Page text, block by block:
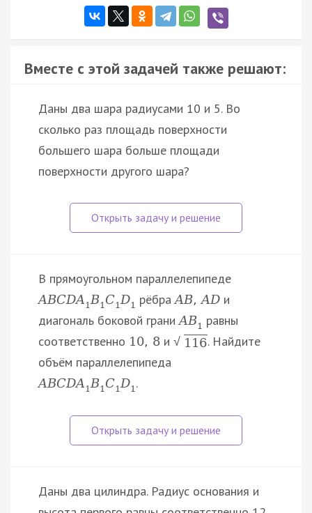
Вместе с этой задачей также решают:
Даны два шара радиусами 10 и 5. Во
сколько раз площадь поверхности
большего шара больше площади
поверхности другого шара?
В прямоугольном параллелепипеде
ABCDA 1B1C1D1 рёбраAB, ADи
диагональ боковой граниAB1 равны
соответственно 10, 8и √ 116. Найдите
объём параллелепипеда
ABCDA1B1C1D1.
Даны два цилиндра. Радиус основания и